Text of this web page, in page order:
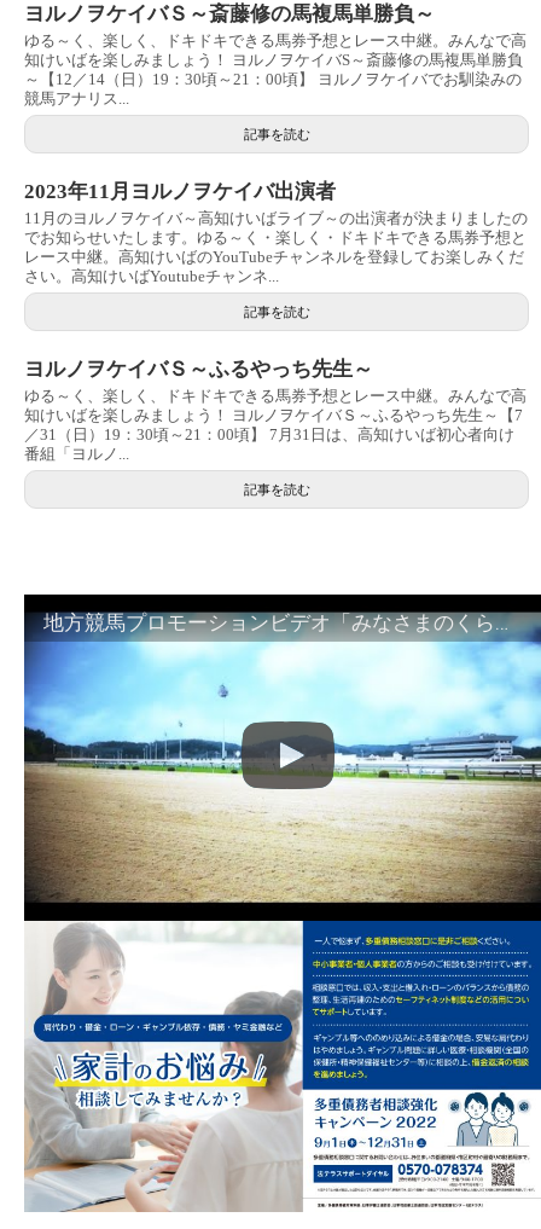
ヨルノヲケイバＳ～斎藤修の馬複馬単勝負～
ゆる～く、楽しく、ドキドキできる馬券予想とレース中継。みんなで高
知けいばを楽しみましょう！ ヨルノヲケイバS～斎藤修の馬複馬単勝負
～【12／14（日）19：30頃～21：00頃】 ヨルノヲケイバでお馴染みの
競馬アナリス...
記事を読む
2023年11月ヨルノヲケイバ出演者
11月のヨルノヲケイバ～高知けいばライブ～の出演者が決まりましたの
でお知らせいたします。ゆる～く・楽しく・ドキドキできる馬券予想と
レース中継。高知けいばのYouTubeチャンネルを登録してお楽しみくだ
さい。高知けいばYoutubeチャンネ...
記事を読む
ヨルノヲケイバＳ～ふるやっち先生～
ゆる～く、楽しく、ドキドキできる馬券予想とレース中継。みんなで高
知けいばを楽しみましょう！ ヨルノヲケイバＳ～ふるやっち先生～【7
／31（日）19：30頃～21：00頃】 7月31日は、高知けいば初心者向け
番組「ヨルノ...
記事を読む
地方競馬プロモーションビデオ「みなさまのくらしのために」30秒篇｜NAR公式